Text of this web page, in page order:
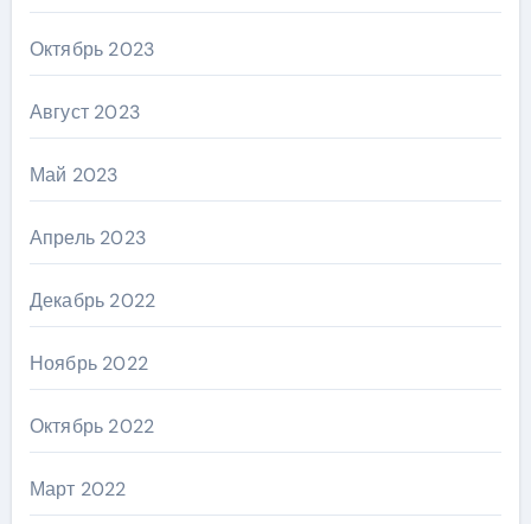
Октябрь 2023
Август 2023
Май 2023
Апрель 2023
Декабрь 2022
Ноябрь 2022
Октябрь 2022
Март 2022